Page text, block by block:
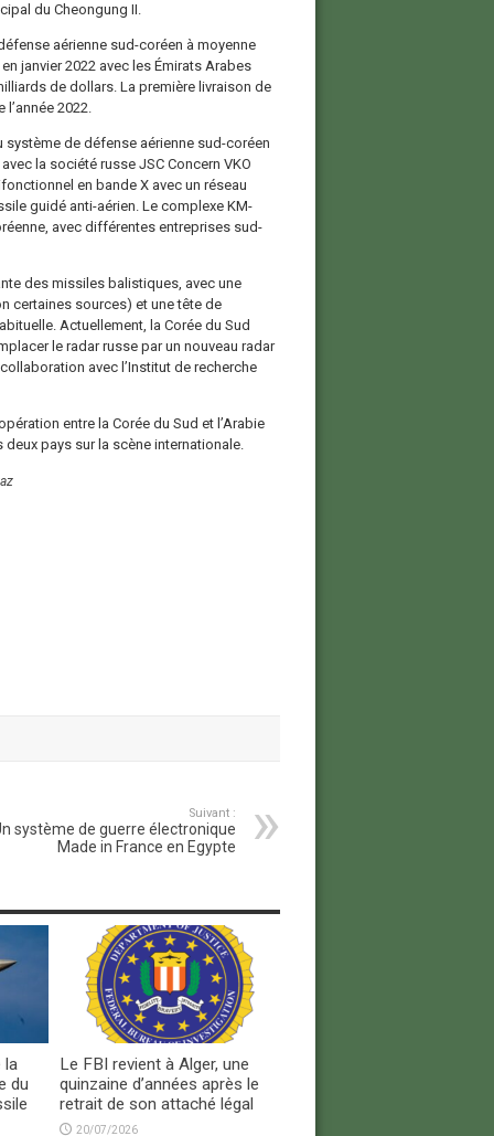
du Cheongung II.
aérienne sud-coréen à moyenne
janvier 2022 avec les Émirats Arabes
de dollars. La première livraison de
2022.
système de défense aérienne sud-coréen
la société russe JSC Concern VKO
en bande X avec un réseau
guidé anti-aérien. Le complexe KM-
avec différentes entreprises sud-
des missiles balistiques, avec une
certaines sources) et une tête de
Actuellement, la Corée du Sud
le radar russe par un nouveau radar
avec l’Institut de recherche
entre la Corée du Sud et l’Arabie
pays sur la scène internationale.
Suivant :
système de guerre électronique
Made in France en Egypte
la
du
Le FBI revient à Alger, une
quinzaine d’années après le
retrait de son attaché légal
20/07/2026